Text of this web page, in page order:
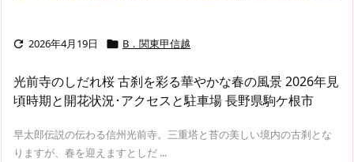
 2026年4月19日  B．関東甲信越
光前寺のしだれ桜 古刹を彩る華やかな春の風景 2026年見
頃時期と開花状況･アクセスと駐車場 長野県駒ケ根市
早太郎伝説の伝わる信州光前寺。三重塔と苔の美しい境内の古刹とな
りますが、春を迎えますとしだ ...